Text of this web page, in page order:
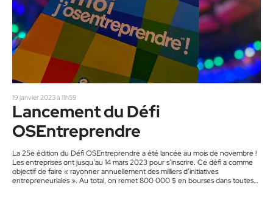
19 janvier 2023 à 11h59
Lancement du Défi
OSEntreprendre
La 25e édition du Défi OSEntreprendre a été lancée au mois de novembre !
Les entreprises ont jusqu’au 14 mars 2023 pour s’inscrire. Ce défi a comme
objectif de faire « rayonner annuellement des milliers d’initiatives
entrepreneuriales ». Au total, on remet 800 000 $ en bourses dans toutes